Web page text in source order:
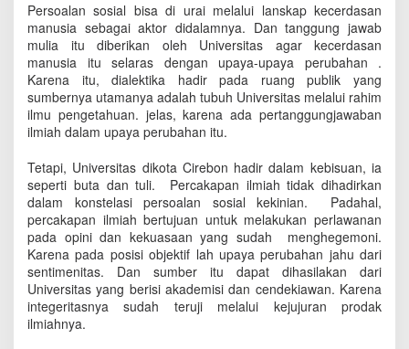
Persoalan sosial bisa di urai melalui lanskap kecerdasan
manusia sebagai aktor didalamnya. Dan tanggung jawab
mulia itu diberikan oleh Universitas agar kecerdasan
manusia itu selaras dengan upaya-upaya perubahan .
Karena itu, dialektika hadir pada ruang publik yang
sumbernya utamanya adalah tubuh Universitas melalui rahim
ilmu pengetahuan. jelas, karena ada pertanggungjawaban
ilmiah dalam upaya perubahan itu.
Tetapi, Universitas dikota Cirebon hadir dalam kebisuan, ia
seperti buta dan tuli. Percakapan ilmiah tidak dihadirkan
dalam konstelasi persoalan sosial kekinian. Padahal,
percakapan ilmiah bertujuan untuk melakukan perlawanan
pada opini dan kekuasaan yang sudah menghegemoni.
Karena pada posisi objektif lah upaya perubahan jahu dari
sentimenitas. Dan sumber itu dapat dihasilakan dari
Universitas yang berisi akademisi dan cendekiawan. Karena
integeritasnya sudah teruji melalui kejujuran prodak
ilmiahnya.